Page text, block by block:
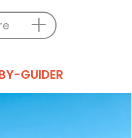
GUIDER